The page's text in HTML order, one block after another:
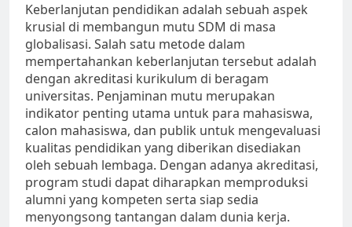
Keberlanjutan pendidikan adalah sebuah aspek
krusial di membangun mutu SDM di masa
globalisasi. Salah satu metode dalam
mempertahankan keberlanjutan tersebut adalah
dengan akreditasi kurikulum di beragam
universitas. Penjaminan mutu merupakan
indikator penting utama untuk para mahasiswa,
calon mahasiswa, dan publik untuk mengevaluasi
kualitas pendidikan yang diberikan disediakan
oleh sebuah lembaga. Dengan adanya akreditasi,
program studi dapat diharapkan memproduksi
alumni yang kompeten serta siap sedia
menyongsong tantangan dalam dunia kerja.